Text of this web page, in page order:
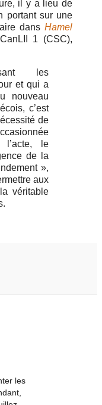
il y a lieu de
portant sur une
dans Hamel
1 (CSC),
les
et qui a
nouveau
c’est
de
l’acte, le
de la
»,
aux
véritable
les